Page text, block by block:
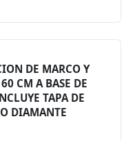
DE MARCO Y
CM A BASE DE
TAPA DE
DIAMANTE